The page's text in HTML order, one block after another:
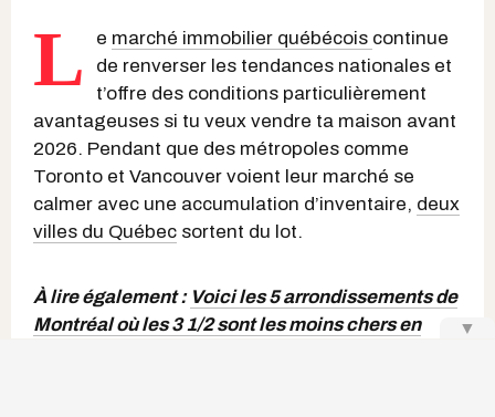
L e marché immobilier québécois continue
de renverser les tendances nationales et
t’offre des conditions particulièrement
avantageuses si tu veux vendre ta maison avant
2026. Pendant que des métropoles comme
Toronto et Vancouver voient leur marché se
calmer avec une accumulation d’inventaire, deux
villes du Québec sortent du lot.
À lire également : Voici les 5 arrondissements de
Montréal où les 3 1/2 sont les moins chers en
▼